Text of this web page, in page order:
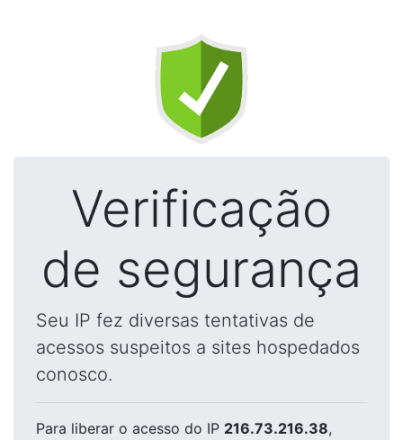
Verificação
de segurança
Seu IP fez diversas tentativas de
acessos suspeitos a sites hospedados
conosco.
Para liberar o acesso do IP 216.73.216.38,